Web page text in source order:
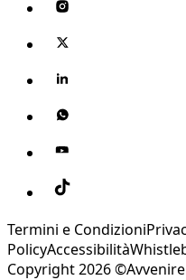
Termini e Condizioni
PolicyAccessibilità
Copyright 2026 ©Avvenire